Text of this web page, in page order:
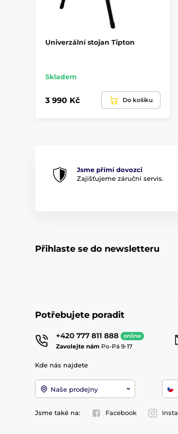
Univerzální stojan Tipton
Skladem
3 990 Kč Do košíku
Jsme přímí dovozci
Zajišťujeme záruční servis.
Přihlaste se do newsletteru
Potřebujete poradit
+420 777 811 888 online
Zavolejte nám Po-Pá 9-17
Kde nás najdete
Naše prodejny
Jsme také na: Facebook